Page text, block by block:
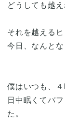
どうしても越
それを越える
今日、なんとな
僕はいつも、４
日中眠くてパ
た。